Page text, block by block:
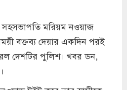
সহসভাপতি মরিয়ম নওয়াজ
বক্তব্য দেয়ার একদিন পরই
দেশটির পুলিশ। খবর ডন,